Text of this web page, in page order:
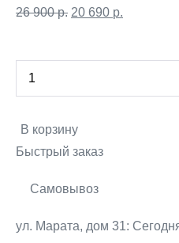
26 900р. Первоначальная
900 р..
20 690 р.
Decrease
quantity
товара
128GB
Black
Increase
quantity
В корзину
Быстрый заказ
Самовывоз
ул. Марата, дом 31: